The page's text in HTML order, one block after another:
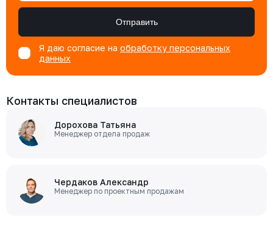
Отправить
Я даю согласие на обработку персональных
данных
Контакты специалистов
Дорохова Татьяна
Менеджер отдела продаж
Чердаков Александр
Менеджер по проектным продажам